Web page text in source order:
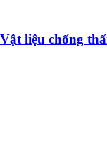
Vật liệu chống